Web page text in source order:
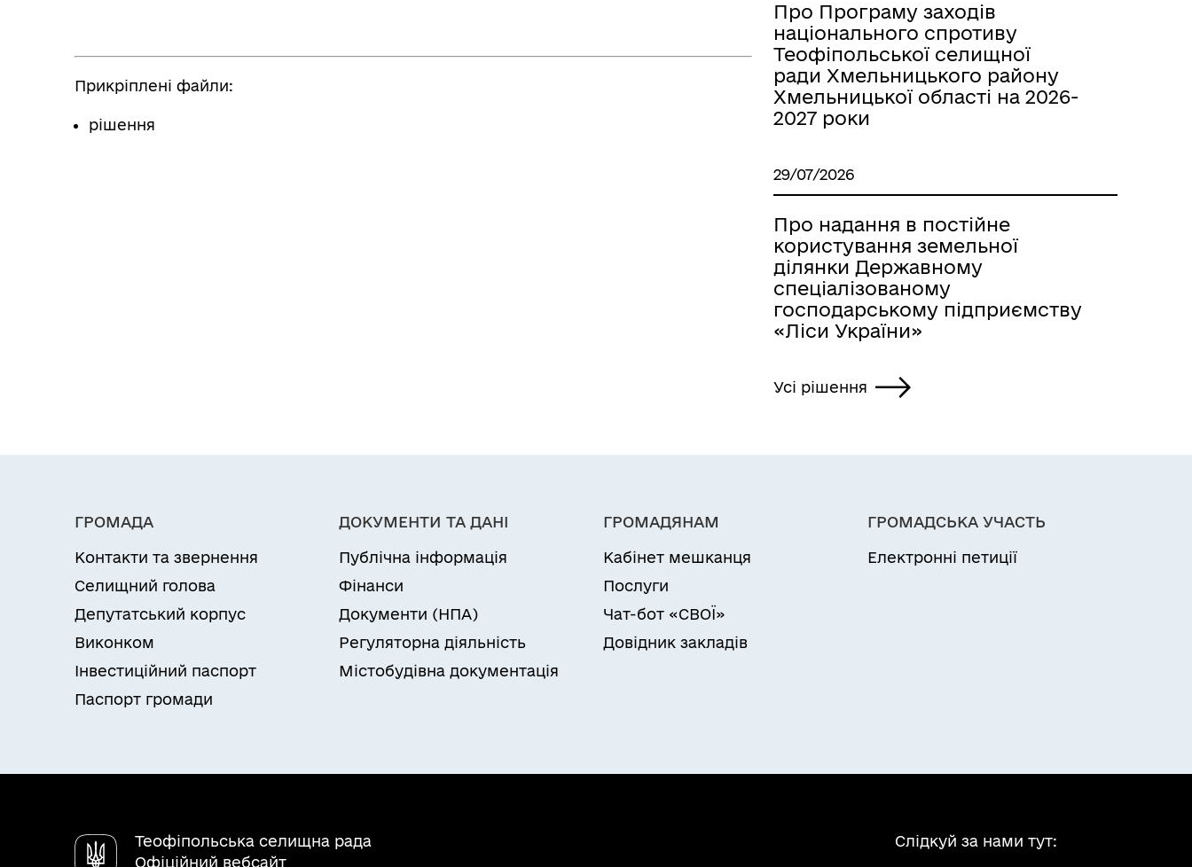
Прикріплені файли:
рішення
Про Програму заходів
національного спротиву
Теофіпольської селищної
ради Хмельницького району
Хмельницької області на 2026-
2027 роки
29/07/2026
Про надання в постійне
користування земельної
ділянки Державному
спеціалізованому
господарському підприємству
«Ліси України»
Усі рішення
ГРОМАДА
Контакти та звернення
Селищний голова
Депутатський корпус
Виконком
Інвестиційний паспорт
Паспорт громади
ДОКУМЕНТИ ТА ДАНІ
Публічна інформація
Фінанси
Документи (НПА)
Регуляторна діяльність
Містобудівна документація
ГРОМАДЯНАМ
Кабінет мешканця
Послуги
Чат-бот «СВОЇ»
Довідник закладів
ГРОМАДСЬКА УЧАСТЬ
Електронні петиції
Теофіпольська селищна рада
Офіційний вебсайт
Слідкуй за нами тут: